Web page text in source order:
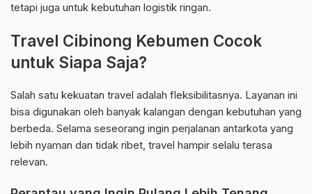
tetapi juga untuk kebutuhan logistik ringan.
Travel Cibinong Kebumen Cocok
untuk Siapa Saja?
Salah satu kekuatan travel adalah fleksibilitasnya. Layanan ini
bisa digunakan oleh banyak kalangan dengan kebutuhan yang
berbeda. Selama seseorang ingin perjalanan antarkota yang
lebih nyaman dan tidak ribet, travel hampir selalu terasa
relevan.